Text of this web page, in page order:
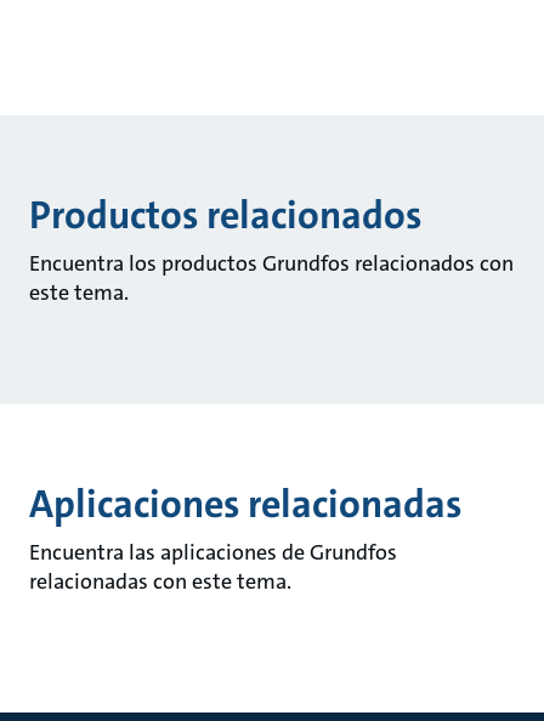
Productos relacionados
Encuentra los productos Grundfos relacionados con
este tema.
Aplicaciones relacionadas
Encuentra las aplicaciones de Grundfos
relacionadas con este tema.